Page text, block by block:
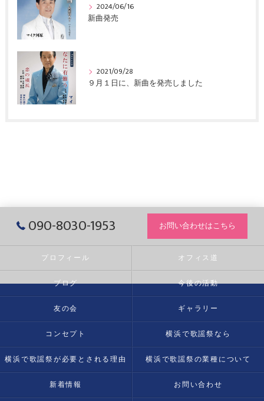
2024/06/16
新曲発売
2021/09/28
９月１日に、新曲を発売しました
090-8030-1953 お問い合わせはこちら
プロフィール オフィス道
ブログ 今後の活動
友の会 ギャラリー
コンセプト 横浜で歌謡祭なら
横浜で歌謡祭が必要とされる理由 横浜で歌謡祭の業種について
新着情報 お問い合わせ